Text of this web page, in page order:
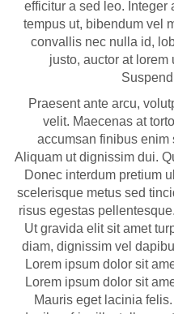
efficitur a sed leo. Integer
tempus ut, bibendum vel
convallis nec nulla id,
justo, auctor at lorem
Praesent ante arcu,
velit. Maecenas at
accumsan finibus enim
Aliquam ut dignissim dui.
Donec interdum pretium
scelerisque metus sed
risus egestas
Ut gravida elit sit amet
diam, dignissim vel
Lorem ipsum dolor sit
Lorem ipsum dolor sit
Mauris eget lacinia